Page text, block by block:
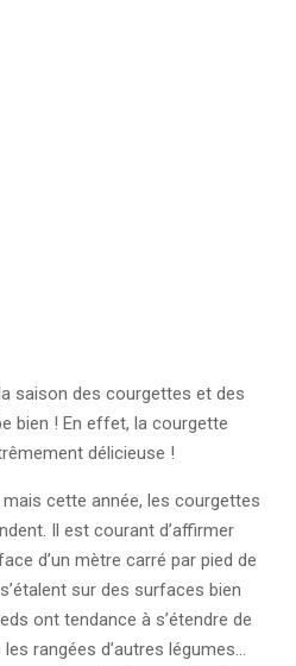
saison des courgettes et des
bien ! En effet, la courgette
délicieuse !
cette année, les courgettes
Il est courant d’affirmer
d’un mètre carré par pied de
sur des surfaces bien
ont tendance à s’étendre de
rangées d’autres légumes…